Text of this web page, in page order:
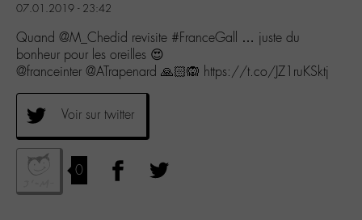
recherche
07.01.2019 - 23:42
Quand @M_Chedid revisite #FranceGall … juste du
bonheur pour les oreilles 😍
@franceinter @ATrapenard 🙏🏻🙉 https://t.co/JZ1ruKSktj
Voir sur twitter
0